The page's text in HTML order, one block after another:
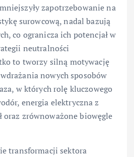
zapotrzebowanie na
surowcową, nadal bazują
co ogranicza ich potencjał w
neutralności
to tworzy silną motywację
nowych sposobów
w których rolę kluczowego
energia elektryczna z
oraz zrównoważone biowęgle
transformacji sektora